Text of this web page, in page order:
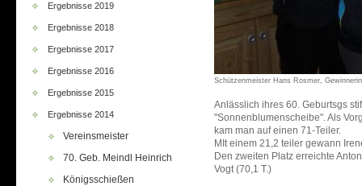
Ergebnisse 2019
Ergebnisse 2018
Ergebnisse 2017
Ergebnisse 2016
Ergebnisse 2015
Ergebnisse 2014
Vereinsmeister
70. Geb. Meindl Heinrich
Königsschießen
Schützenmeister Hans Rosmer,
Anlässlich ihres 60. Geburtsgs
"Sonnenblumenscheibe". Als
kam man auf einen 71-Teiler.
MIt einem 21,2 teiler gewann
Den zweiten Platz erreichte
Vogt (70,1 T.)